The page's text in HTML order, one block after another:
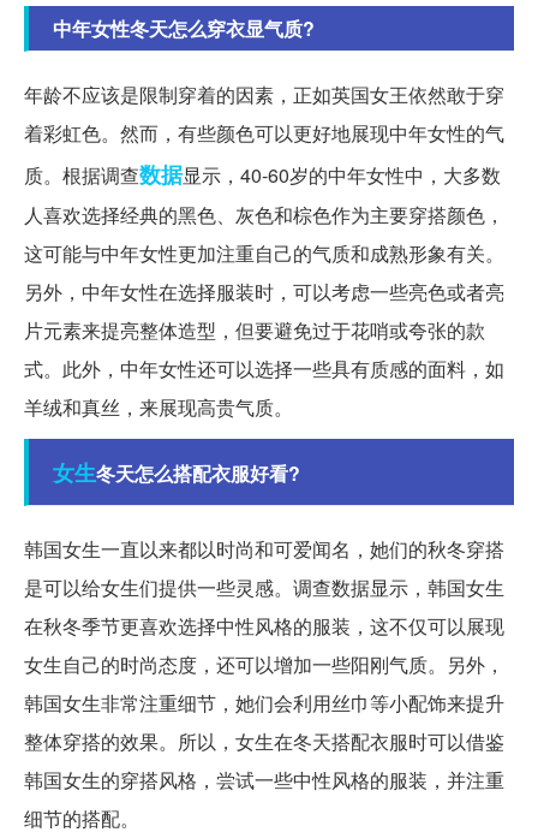
中年女性冬天怎么穿衣显气质?
年龄不应该是限制穿着的因素，正如英国女王依然敢于穿
着彩虹色。然而，有些颜色可以更好地展现中年女性的气
质。根据调查数据显示，40-60岁的中年女性中，大多数
人喜欢选择经典的黑色、灰色和棕色作为主要穿搭颜色，
这可能与中年女性更加注重自己的气质和成熟形象有关。
另外，中年女性在选择服装时，可以考虑一些亮色或者亮
片元素来提亮整体造型，但要避免过于花哨或夸张的款
式。此外，中年女性还可以选择一些具有质感的面料，如
羊绒和真丝，来展现高贵气质。
女生冬天怎么搭配衣服好看?
韩国女生一直以来都以时尚和可爱闻名，她们的秋冬穿搭
是可以给女生们提供一些灵感。调查数据显示，韩国女生
在秋冬季节更喜欢选择中性风格的服装，这不仅可以展现
女生自己的时尚态度，还可以增加一些阳刚气质。另外，
韩国女生非常注重细节，她们会利用丝巾等小配饰来提升
整体穿搭的效果。所以，女生在冬天搭配衣服时可以借鉴
韩国女生的穿搭风格，尝试一些中性风格的服装，并注重
细节的搭配。